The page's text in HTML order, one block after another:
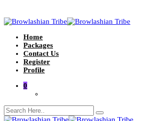
Home
Packages
Contact Us
Register
Profile
0